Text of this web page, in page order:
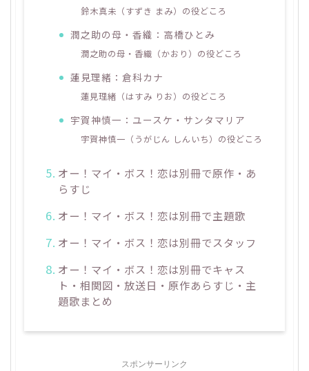
鈴木真未（すずき まみ）の役どころ
潤之助の母・香織：高橋ひとみ
潤之助の母・香織（かおり）の役どころ
蓮見理緒：倉科カナ
蓮見理緒（はすみ りお）の役どころ
宇賀神慎一：ユースケ・サンタマリア
宇賀神慎一（うがじん しんいち）の役どころ
オー！マイ・ボス！恋は別冊で原作・あ
らすじ
オー！マイ・ボス！恋は別冊で主題歌
オー！マイ・ボス！恋は別冊でスタッフ
オー！マイ・ボス！恋は別冊でキャス
ト・相関図・放送日・原作あらすじ・主
題歌まとめ
スポンサーリンク